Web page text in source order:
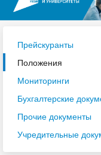
Прейскуранты
Положения
Мониторинги
Бухгалтерские
Прочие документы
Учредительные